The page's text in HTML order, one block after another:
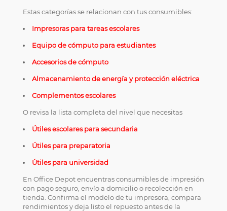
Estas categorías se relacionan con tus consumibles:
Impresoras para tareas escolares
Equipo de cómputo para estudiantes
Accesorios de cómputo
Almacenamiento de energía y protección eléctrica
Complementos escolares
O revisa la lista completa del nivel que necesitas
Útiles escolares para secundaria
Útiles para preparatoria
Útiles para universidad
En Office Depot encuentras consumibles de impresión
con pago seguro, envío a domicilio o recolección en
tienda. Confirma el modelo de tu impresora, compara
rendimientos y deja listo el repuesto antes de la